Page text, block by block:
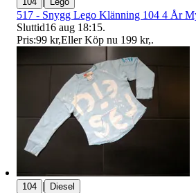
517 - Snygg Lego Klänning 104 4 År
Sluttid16 aug 18:15.
Pris:99 kr,Eller Köp nu 199 kr,.
104 | Diesel